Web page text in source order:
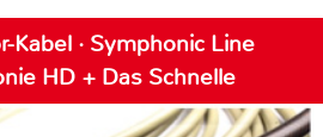
Kabel · Symphonic Line
HD + Das Schnelle